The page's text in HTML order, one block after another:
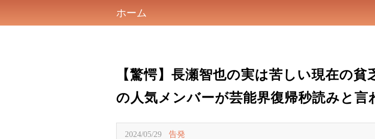
ホーム
【驚愕】長瀬智也の実は苦しい現在の
の人気メンバーが芸能界復帰秒読みと言
2024/05/29 告発